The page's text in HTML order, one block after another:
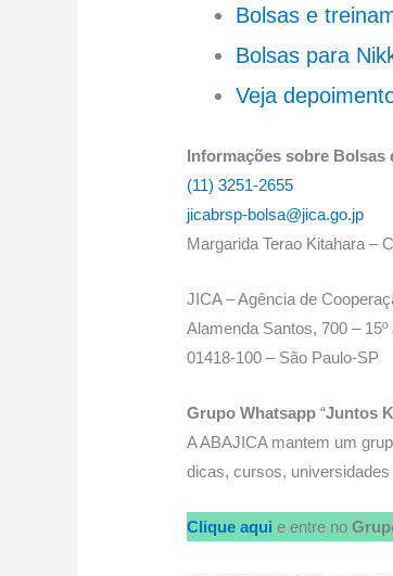
Bolsas e
Bolsas para
Veja
Informações sobre Bolsas
(11) 3251-2655
jicabrsp-bolsa@jica.go.jp
Margarida Terao Kitahara –
JICA – Agência de
Alamenda Santos, 700 –
01418-100 – São Paulo-SP
Grupo Whatsapp“Juntos
A ABAJICA mantem um
dicas, cursos,
Clique aqui e entre no